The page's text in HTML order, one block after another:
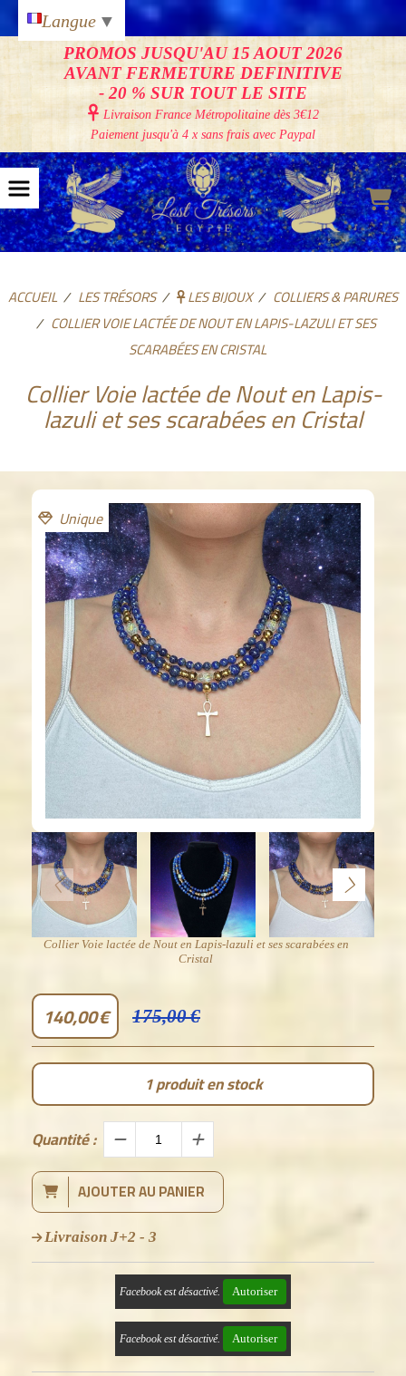
PROMOS JUSQU'AU 15 AOUT 2026
AVANT FERMETURE DEFINITIVE
- 20 % SUR TOUT LE SITE
 Livraison France Métropolitainedès 3€12
Paiement jusqu'à 4 x sans frais avec Paypal
ACCUEIL LES TRÉSORS LES BIJOUX
COLLIERS & PARURES
COLLIER VOIE LACTÉE DE NOUT EN LAPIS-LAZULI ET SES
SCARABÉES EN CRISTAL
Collier Voie lactée de Nout en Lapis-
lazuli et ses scarabées en Cristal
Unique
Collier Voie lactée de Nout en Lapis-lazuli et ses scarabées en
Cristal
140,00€ 175,00€
1produit en stock
Quantité :
AJOUTER AU PANIER
Livraison J+2 - 3
Facebook est désactivé. Autoriser
Facebook est désactivé. Autoriser
Langue ▼
Panneau de gestion des cookies